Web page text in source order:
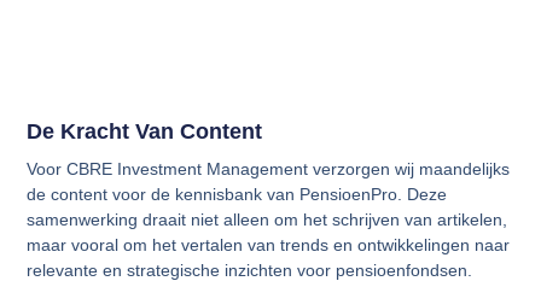
De Kracht Van Content
Voor CBRE Investment Management verzorgen wij maandelijks
de content voor de kennisbank van PensioenPro. Deze
samenwerking draait niet alleen om het schrijven van artikelen,
maar vooral om het vertalen van trends en ontwikkelingen naar
relevante en strategische inzichten voor pensioenfondsen.